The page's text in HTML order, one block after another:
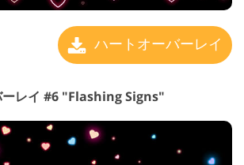
ハートオーバーレイ
ーレイ #6 "Flashing Signs"